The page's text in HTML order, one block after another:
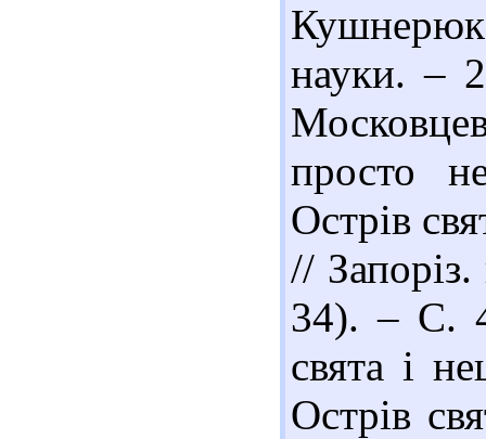
науки. –
просто
Острів
//
34). – С.
свята і
Острів